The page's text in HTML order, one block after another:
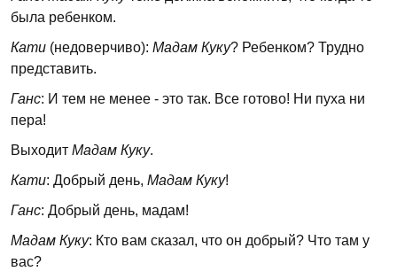
была ребенком.
Кати (недоверчиво): Мадам Куку? Ребенком? Трудно
представить.
Ганс: И тем не менее - это так. Все готово! Ни пуха ни
пера!
Выходит Мадам Куку.
Кати: Добрый день, Мадам Куку!
Ганс: Добрый день, мадам!
Мадам Куку: Кто вам сказал, что он добрый? Что там у
вас?